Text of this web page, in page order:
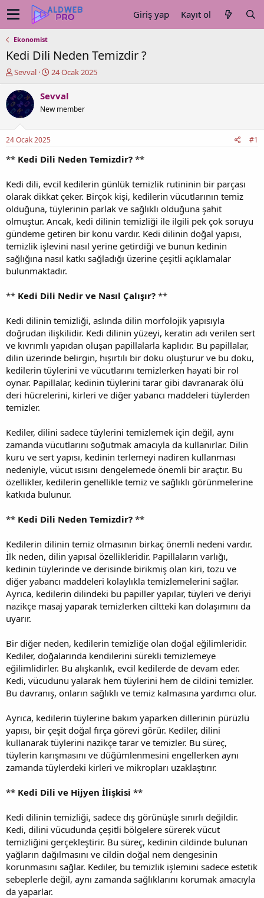
Giriş yap Kayıt ol
Ekonomist
Kedi Dili Neden Temizdir ?
K
n
u
y
b
a
ş
t
a
n
Sevval
B
ş
a
ç
r
i
h
i
24 Ocak 2025
Sevval
New member
24 Ocak 2025 #1
** Kedi Dili Neden Temizdir? **
Kedi dili, evcil kedilerin günlük temizlik rutininin bir parçası
olarak dikkat çeker. Birçok kişi, kedilerin vücutlarının temiz
olduğuna, tüylerinin parlak ve sağlıklı olduğuna şahit
olmuştur. Ancak, kedi dilinin temizliği ile ilgili pek çok soruyu
gündeme getiren bir konu vardır. Kedi dilinin doğal yapısı,
temizlik işlevini nasıl yerine getirdiği ve bunun kedinin
sağlığına nasıl katkı sağladığı üzerine çeşitli açıklamalar
bulunmaktadır.
** Kedi Dili Nedir ve Nasıl Çalışır? **
Kedi dilinin temizliği, aslında dilin morfolojik yapısıyla
doğrudan ilişkilidir. Kedi dilinin yüzeyi, keratin adı verilen sert
ve kıvrımlı yapıdan oluşan papillalarla kaplıdır. Bu papillalar,
dilin üzerinde belirgin, hışırtılı bir doku oluşturur ve bu doku,
kedilerin tüylerini ve vücutlarını temizlerken hayati bir rol
oynar. Papillalar, kedinin tüylerini tarar gibi davranarak ölü
deri hücrelerini, kirleri ve diğer yabancı maddeleri tüylerden
temizler.
Kediler, dilini sadece tüylerini temizlemek için değil, aynı
zamanda vücutlarını soğutmak amacıyla da kullanırlar. Dilin
kuru ve sert yapısı, kedinin terlemeyi nadiren kullanması
nedeniyle, vücut ısısını dengelemede önemli bir araçtır. Bu
özellikler, kedilerin genellikle temiz ve sağlıklı görünmelerine
katkıda bulunur.
** Kedi Dili Neden Temizdir? **
Kedilerin dilinin temiz olmasının birkaç önemli nedeni vardır.
İlk neden, dilin yapısal özellikleridir. Papillaların varlığı,
kedinin tüylerinde ve derisinde birikmiş olan kiri, tozu ve
diğer yabancı maddeleri kolaylıkla temizlemelerini sağlar.
Ayrıca, kedilerin dilindeki bu papiller yapılar, tüyleri ve deriyi
nazikçe masaj yaparak temizlerken ciltteki kan dolaşımını da
uyarır.
Bir diğer neden, kedilerin temizliğe olan doğal eğilimleridir.
Kediler, doğalarında kendilerini sürekli temizlemeye
eğilimlidirler. Bu alışkanlık, evcil kedilerde de devam eder.
Kedi, vücudunu yalarak hem tüylerini hem de cildini temizler.
Bu davranış, onların sağlıklı ve temiz kalmasına yardımcı olur.
Ayrıca, kedilerin tüylerine bakım yaparken dillerinin pürüzlü
yapısı, bir çeşit doğal fırça görevi görür. Kediler, dilini
kullanarak tüylerini nazikçe tarar ve temizler. Bu süreç,
tüylerin karışmasını ve düğümlenmesini engellerken aynı
zamanda tüylerdeki kirleri ve mikropları uzaklaştırır.
** Kedi Dili ve Hijyen İlişkisi **
Kedi dilinin temizliği, sadece dış görünüşle sınırlı değildir.
Kedi, dilini vücudunda çeşitli bölgelere sürerek vücut
temizliğini gerçekleştirir. Bu süreç, kedinin cildinde bulunan
yağların dağılmasını ve cildin doğal nem dengesinin
korunmasını sağlar. Kediler, bu temizlik işlemini sadece estetik
sebeplerle değil, aynı zamanda sağlıklarını korumak amacıyla
da yaparlar.